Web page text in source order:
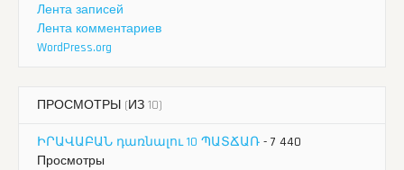
Лента записей
Лента комментариев
WordPress.org
ПРОСМОТРЫ (ИЗ 10)
ԻՐԱՎԱԲԱՆ դառնալու 10 ՊԱՏՃԱՌ - 7 440
Просмотры